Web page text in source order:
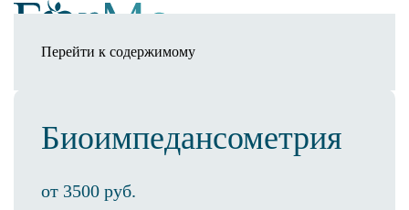
Перейти к содержимому
О клинике
3D-тур по клинике
Биоимпедансометрия
от 3500 руб.